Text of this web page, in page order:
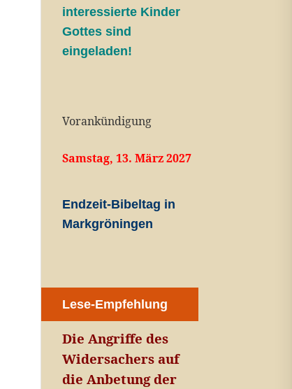
interessierte Kinder
Gottes sind
eingeladen!
Vorankündigung
Samstag, 13. März 2027
Endzeit-Bibeltag in
Markgröningen
Lese-Empfehlung
Die Angriffe des
Widersachers auf
die Anbetung der